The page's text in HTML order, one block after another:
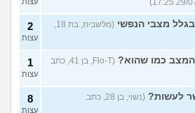
מצבי הנפשי
(מלשבית, בת 18,
2
עצות
כמו שהוא?
(Flo-T, בן 41, כתב
1
עצות
לעשות?
(נשוי, בן 28, כתב
8
עצות